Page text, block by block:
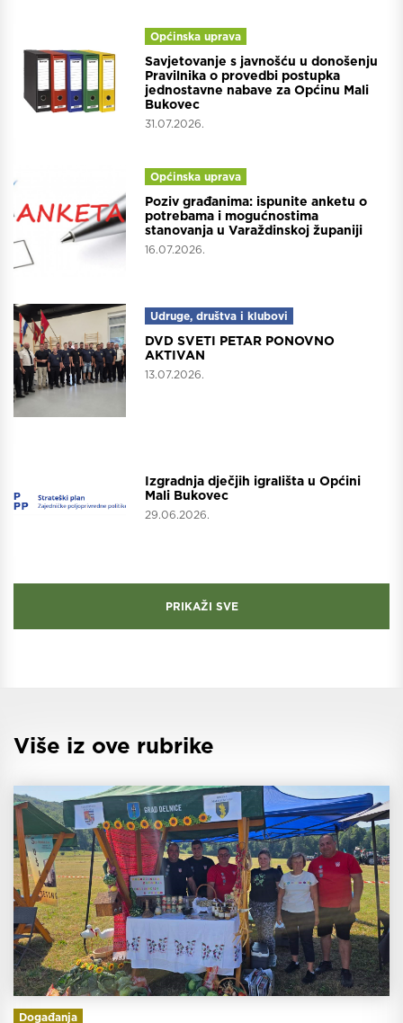
Općinska uprava
Savjetovanje s javnošću u donošenju
Pravilnika o provedbi postupka
jednostavne nabave za Općinu Mali
Bukovec
31.07.2026.
Općinska uprava
Poziv građanima: ispunite anketu o
potrebama i mogućnostima
stanovanja u Varaždinskoj županiji
16.07.2026.
Udruge, društva i klubovi
DVD SVETI PETAR PONOVNO
AKTIVAN
13.07.2026.
Izgradnja dječjih igrališta u Općini
Mali Bukovec
29.06.2026.
PRIKAŽI SVE
Više iz ove rubrike
Događanja